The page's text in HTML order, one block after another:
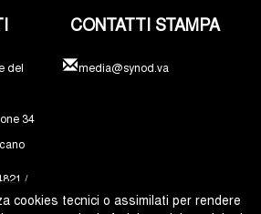
del
34
/
CONTATTI STAMPA
media@synod.va
cookies tecnici o assimilati per rendere